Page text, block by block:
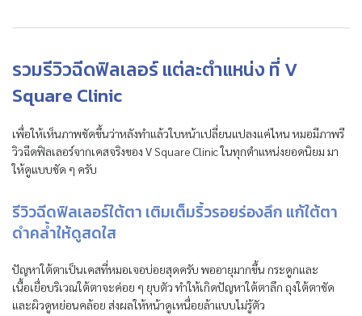
รวมรีวิวฉีดฟิลเลอร์ แต่ละตำแหน่ง ที่ V
Square Clinic
เพื่อให้เห็นภาพชัดขึ้นว่าหลังทำแล้วใบหน้าเปลี่ยนแปลงแค่ไหน หมอมีภาพรี
วิวฉีดฟิลเลอร์จากเคสจริงของ V Square Clinic ในทุกตำแหน่งยอดนิยม มา
ให้ดูแบบชัด ๆ ครับ
รีวิวฉีดฟิลเลอร์ใต้ตา เติมเต็มริ้วรอยร่องลึก แก้ใต้ตา
ดำคล้ำให้ดูสดใส
ปัญหาใต้ตาเป็นเคสที่หมอเจอบ่อยสุดครับ พออายุมากขึ้น กระดูกและ
เนื้อเยื่อบริเวณใต้ตาจะค่อย ๆ ยุบตัว ทำให้เกิดปัญหาใต้ตาลึก ถุงใต้ตาชัด
และผิวดูหย่อนคล้อย ส่งผลให้หน้าดูเหนื่อยล้าแบบไม่รู้ตัว